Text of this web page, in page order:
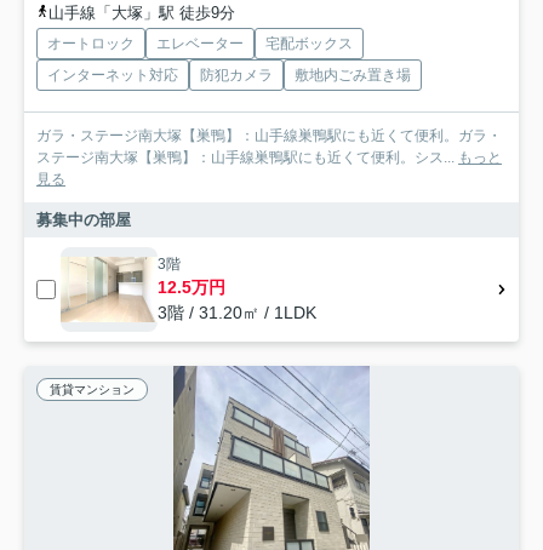
山手線「大塚」駅 徒歩9分
オートロック エレベーター
宅配ボックス
インターネット対応
防犯カメラ 敷地内ごみ置き場
ガラ・ステージ南大塚【巣鴨】：山手線巣鴨駅にも近くて便利。ガラ・
ステージ南大塚【巣鴨】：山手線巣鴨駅にも近くて便利。シス... もっと
見る
募集中の部屋
3階
12.5万円
3階 / 31.20㎡ / 1LDK
賃貸マンション